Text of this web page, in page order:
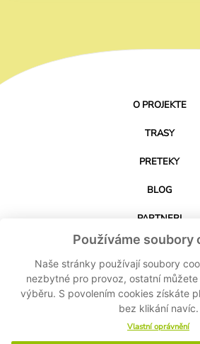
Používáme soubory
Naše stránky používají soubory
nezbytné pro provoz, ostatní
výběru. S povolením cookies získáte
bez klikání navíc.
Vlastní oprávnění
O PROJEKTE
TRASY
PRETEKY
BLOG
PARTNERI
KONTAKT
STIAHNUŤ